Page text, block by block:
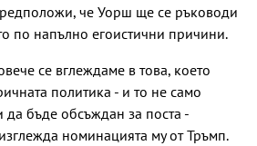
че Уорш ще се ръководи
по напълно егоистични причини.
се вглеждаме в това, което
политика - и то не само
бъде обсъждан за поста -
номинацията му от Тръмп.